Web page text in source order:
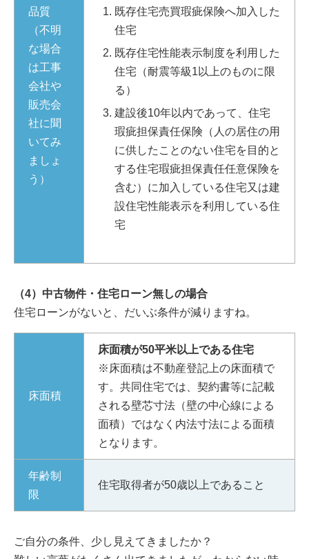
品質
（不明
な場合
は工事
会社や
販売会
社に聞
いてみ
ましょ
う）
既存住宅売買瑕疵保険へ加入した
住宅
既存住宅性能表示制度を利用した
住宅（耐震等級1以上のものに限
る）
建設後10年以内であって、住宅
瑕疵担保責任保険（人の居住の用
に供したことのない住宅を目的と
する住宅瑕疵担保責任任意保険を
含む）に加入している住宅又は建
設住宅性能表示を利用している住
宅
（4）中古物件・住宅ローン無しの場合
住宅ローンがないと、だいぶ条件が減りますね。
床面積
床面積が50平米以上である住宅
※床面積は不動産登記上の床面積で
す。共同住宅では、契約書等に記載
される壁芯寸法（壁の中心線による
面積）ではなく内法寸法による面積
となります。
年齢制
限
住宅取得者が50歳以上であること
ご自分の条件、少し見えてきましたか？